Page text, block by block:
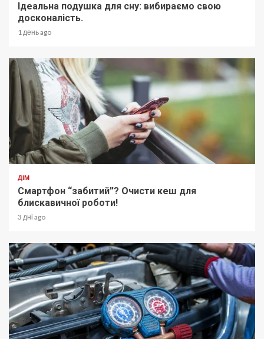
Ідеальна подушка для сну: вибираємо свою
досконалість.
1 день ago
ДІМ
Смартфон “забитий”? Очисти кеш для
блискавичної роботи!
3 дні ago